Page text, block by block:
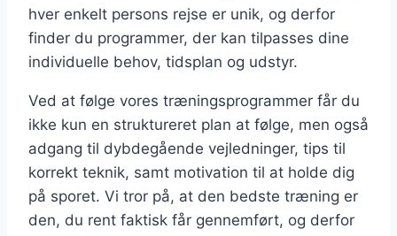
hver enkelt persons rejse er unik, og derfor
finder du programmer, der kan tilpasses dine
individuelle behov, tidsplan og udstyr.
Ved at følge vores træningsprogrammer får du
ikke kun en struktureret plan at følge, men også
adgang til dybdegående vejledninger, tips til
korrekt teknik, samt motivation til at holde dig
på sporet. Vi tror på, at den bedste træning er
den, du rent faktisk får gennemført, og derfor